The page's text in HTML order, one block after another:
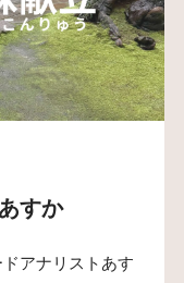
すか
アナリストあす